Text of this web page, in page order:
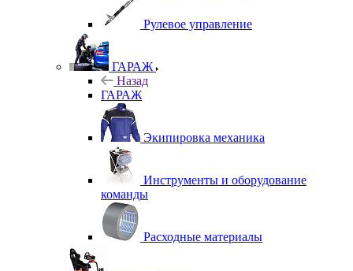
Рулевое управление
ГАРАЖ
Назад
ГАРАЖ
Экипировка механика
Инструменты и оборудование
команды
Расходные материалы